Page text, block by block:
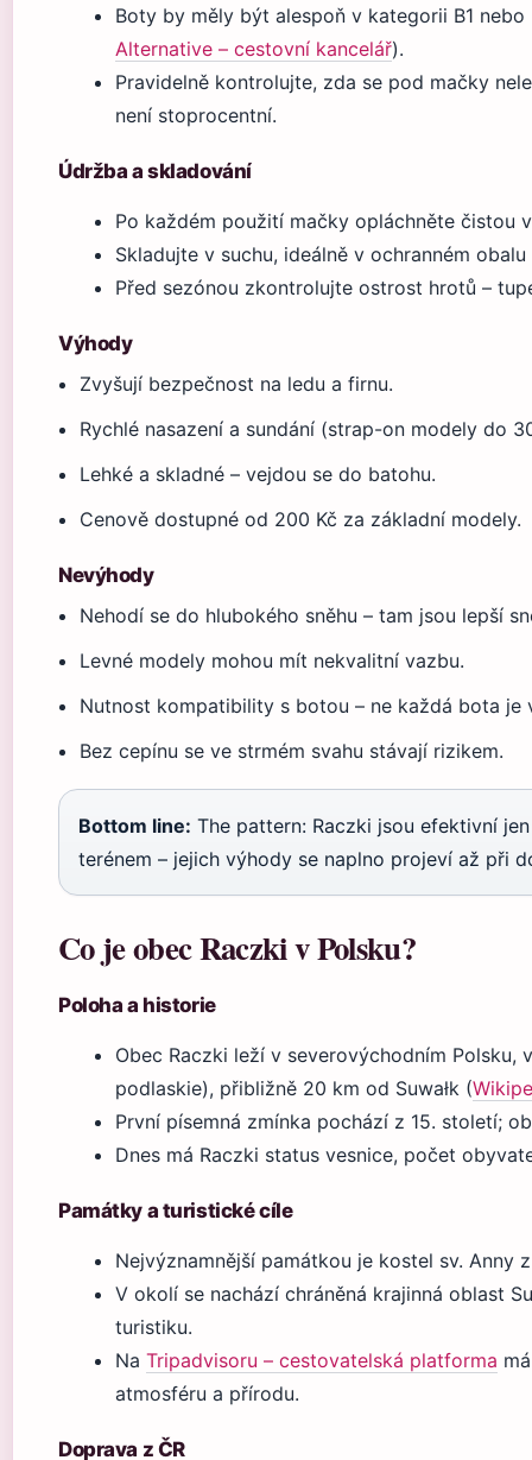
Boty by měly být alespoň v kategorii B1
Alternative – cestovní kancelář).
Pravidelně kontrolujte, zda se pod mačky
není stoprocentní.
Údržba a skladování
Po každém použití mačky opláchněte čistou
Skladujte v suchu, ideálně v ochranném
Před sezónou zkontrolujte ostrost hrotů –
Výhody
Zvyšují bezpečnost na ledu a firnu.
Rychlé nasazení a sundání (strap-on modely do
Lehké a skladné – vejdou se do batohu.
Cenově dostupné od 200 Kč za základní modely.
Nevýhody
Nehodí se do hlubokého sněhu – tam jsou lepší
Levné modely mohou mít nekvalitní vazbu.
Nutnost kompatibility s botou – ne každá bota je
Bez cepínu se ve strmém svahu stávají rizikem.
Bottom line: The pattern: Raczki jsou efektivní
terénem – jejich výhody se naplno projeví až při
Co je obec Raczki v Polsku?
Poloha a historie
Obec Raczki leží v severovýchodním
podlaskie), přibližně 20 km od Suwałk (
První písemná zmínka pochází z 15. století;
Dnes má Raczki status vesnice, počet
Památky a turistické cíle
Nejvýznamnější památkou je kostel sv. Anny
V okolí se nachází chráněná krajinná oblast
turistiku.
Na Tripadvisoru – cestovatelská platforma
atmosféru a přírodu.
Doprava z ČR